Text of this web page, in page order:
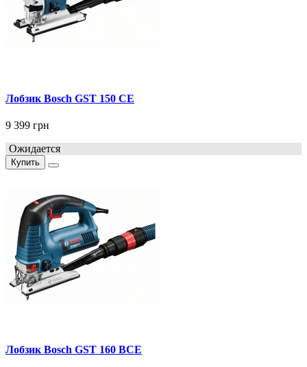
Лобзик Bosch GST 150 CE
9 399 грн
Ожидается
Купить
Лобзик Bosch GST 160 BCE